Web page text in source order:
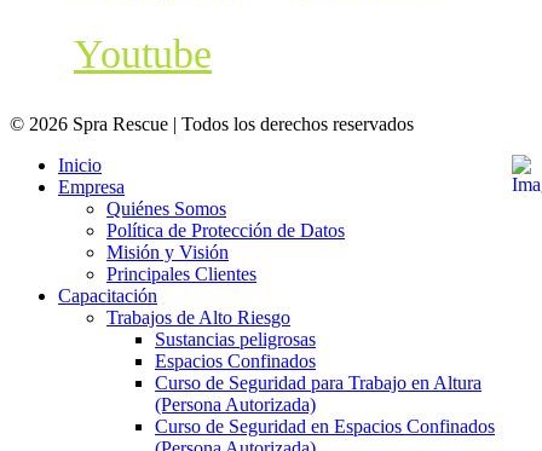
Youtube
© 2026 Spra Rescue | Todos los derechos reservados
Inicio
Empresa
Quiénes Somos
Política de Protección de Datos
Misión y Visión
Principales Clientes
Capacitación
Trabajos de Alto Riesgo
Sustancias peligrosas
Espacios Confinados
Curso de Seguridad para Trabajo en Altura
(Persona Autorizada)
Curso de Seguridad en Espacios Confinados